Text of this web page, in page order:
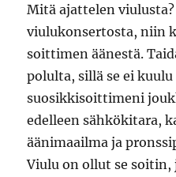
Mitä ajattelen
viulukonsertosta, niin
soittimen äänestä.
polulta, sillä se ei
suosikkisoittimeni
edelleen sähkökitara,
äänimaailma ja
Viulu on ollut se soitin,